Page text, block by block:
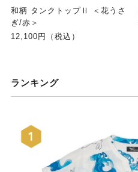
和柄 タンクトップⅡ ＜花うさ
ぎ/赤＞
12,100円（税込）
ランキング